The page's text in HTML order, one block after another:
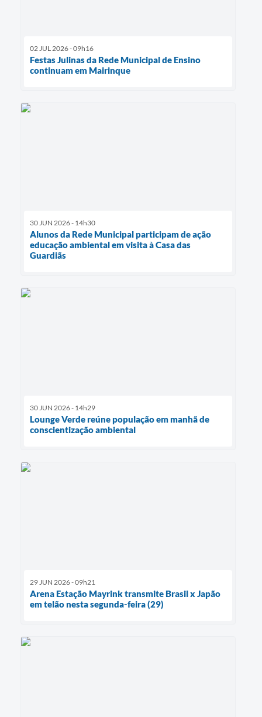
02 JUL 2026 - 09h16
Festas Julinas da Rede Municipal de Ensino
continuam em Mairinque
30 JUN 2026 - 14h30
Alunos da Rede Municipal participam de ação
educação ambiental em visita à Casa das
Guardiãs
30 JUN 2026 - 14h29
Lounge Verde reúne população em manhã de
conscientização ambiental
29 JUN 2026 - 09h21
Arena Estação Mayrink transmite Brasil x Japão
em telão nesta segunda-feira (29)